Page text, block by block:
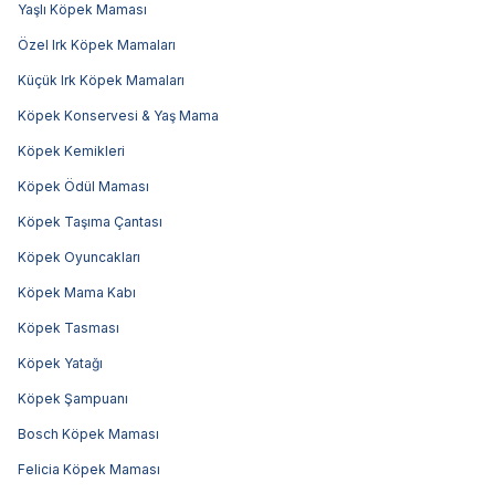
Yaşlı Köpek Maması
Özel Irk Köpek Mamaları
Küçük Irk Köpek Mamaları
Köpek Konservesi & Yaş Mama
Köpek Kemikleri
Köpek Ödül Maması
Köpek Taşıma Çantası
Köpek Oyuncakları
Köpek Mama Kabı
Köpek Tasması
Köpek Yatağı
Köpek Şampuanı
Bosch Köpek Maması
Felicia Köpek Maması